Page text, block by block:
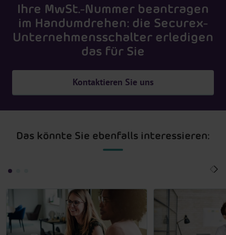
Ihre MwSt.-Nummer beantragen
im Handumdrehen: die Securex-
Unternehmensschalter erledigen
das für Sie
Kontaktieren Sie uns
Das könnte Sie ebenfalls interessieren: